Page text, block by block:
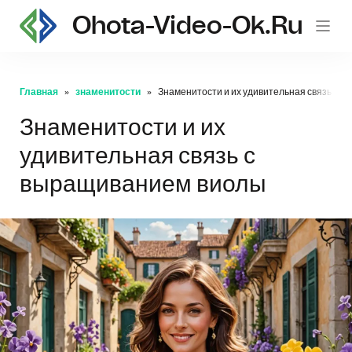
Ohota-Video-Ok.ru
Главная знаменитости Знаменитости и их удивительная связь с
Знаменитости и их
удивительная связь с
выращиванием виолы